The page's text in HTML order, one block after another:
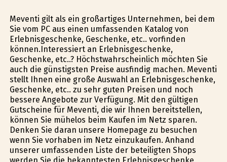
Meventi gilt als ein großartiges Unternehmen, bei dem
Sie vom PC aus einen umfassenden Katalog von
Erlebnisgeschenke, Geschenke, etc.. vorfinden
können.Interessiert an Erlebnisgeschenke,
Geschenke, etc..? Höchstwahrscheinlich möchten Sie
auch die günstigsten Preise ausfindig machen. Meventi
stellt Ihnen eine große Auswahl an Erlebnisgeschenke,
Geschenke, etc.. zu sehr guten Preisen und noch
bessere Angebote zur Verfügung. Mit den gültigen
Gutscheine für Meventi, die wir Ihnen bereitstellen,
können Sie mühelos beim Kaufen im Netz sparen.
Denken Sie daran unsere Homepage zu besuchen
wenn Sie vorhaben im Netz einzukaufen. Anhand
unserer umfassenden Liste der beteiligten Shops
werden Sie die bekanntesten Erlebnisgeschenke,